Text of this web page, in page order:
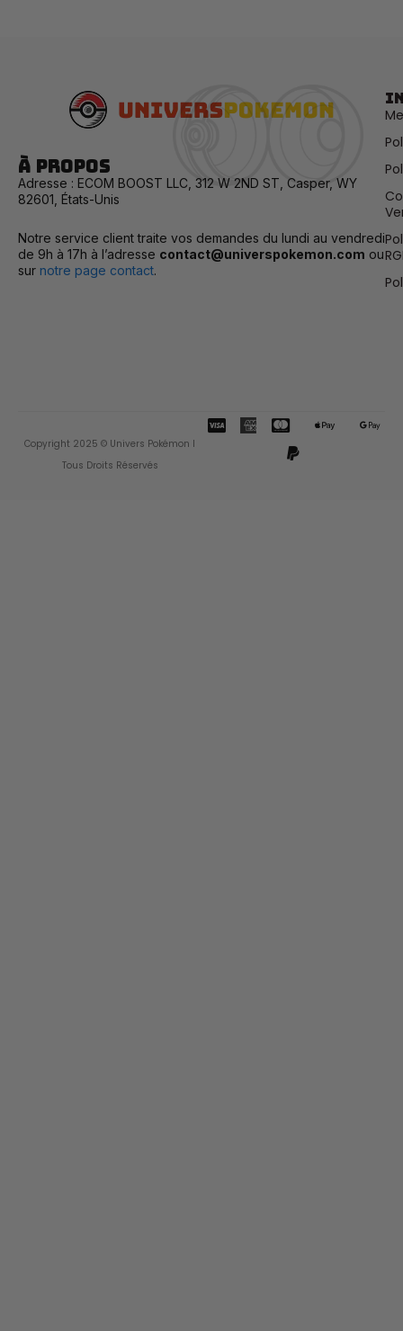
À propos
Adresse : ECOM BOOST LLC, 312 W 2ND ST, Casper, WY
82601, États-Unis
Notre service client traite vos demandes du lundi au vendredi
de 9h à 17h à l’adresse contact@universpokemon.com ou
sur notre page contact.
Copyright 2025 © Univers Pokémon I
Tous Droits Réservés
C
c
C
c
A
p
G
o
y